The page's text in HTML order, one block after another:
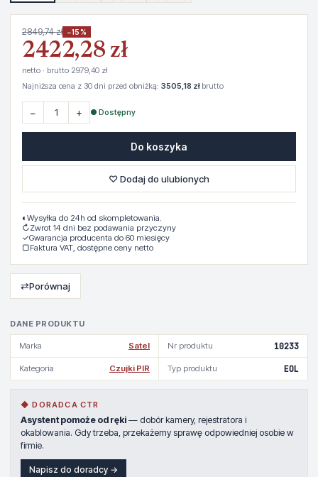
DANE PRODUKTU
Marka Satel Nr produktu 10233
Kategoria Czujki PIR Typ produktu EOL
◆ DORADCA CTR
Asystent pomoże od ręki — dobór kamery, rejestratora i
okablowania. Gdy trzeba, przekażemy sprawę odpowiedniej osobie w
firmie.
Napisz do doradcy →
2849,74 zł −15%
2422,28 zł
netto · brutto 2979,40 zł
Najniższa cena z 30 dni przed obniżką: 3505,18 złbrutto
− + ● Dostępny
Do koszyka
♡ Dodaj do ulubionych
◐ Wysyłka do 24h od skompletowania.
↻Zwrot 14 dni bez podawania przyczyny
✓Gwarancja producenta do 60 miesięcy
▢Faktura VAT, dostępne ceny netto
⇄Porównaj